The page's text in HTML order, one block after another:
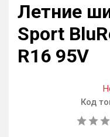
Летние
Sport
R16 95V
Код